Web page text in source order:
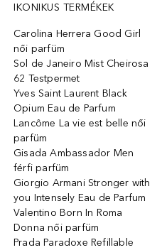
IKONIKUS TERMÉKEK
Carolina Herrera Good Girl
női parfüm
Sol de Janeiro Mist Cheirosa
62 Testpermet
Yves Saint Laurent Black
Opium Eau de Parfum
Lancôme La vie est belle női
parfüm
Gisada Ambassador Men
férfi parfüm
Giorgio Armani Stronger with
you Intensely Eau de Parfum
Valentino Born In Roma
Donna női parfüm
Prada Paradoxe Refillable